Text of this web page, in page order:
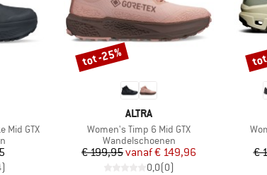
Mid GTX
)
MERK
ALTRA
Artikel
Women's Timp 6 Mid GTX
Productgroep
Wandelschoenen
Prijs
€ 199,95 Verlaagde prijs
vanaf€ 149,96
0,0(0)
Korting
tot -25%
€